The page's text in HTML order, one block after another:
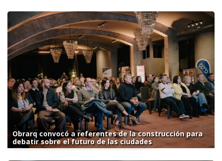
Obrarq convocó a referentes de la construcción para
debatir sobre el futuro de las ciudades